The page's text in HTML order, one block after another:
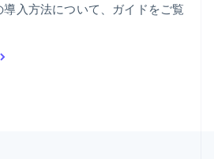
入方法について、ガイドをご覧
ン